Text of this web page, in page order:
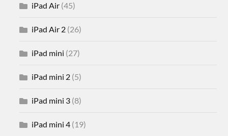
iPad Air (45)
iPad Air 2 (26)
iPad mini (27)
iPad mini 2 (5)
iPad mini 3 (8)
iPad mini 4 (19)